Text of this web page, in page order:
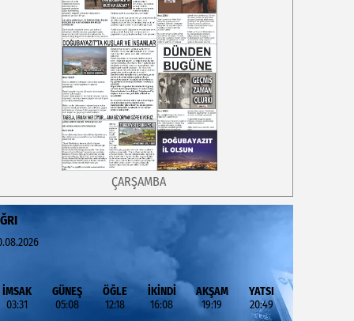
ÇARŞAMBA
İMSAK
03:31
GÜNEŞ
05:08
ÖĞLE
12:18
İKİNDİ
16:08
AKŞAM
19:19
YATSI
20:49